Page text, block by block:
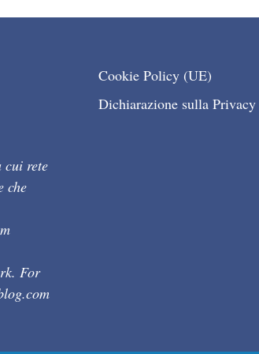
cui rete
che
For
Cookie Policy (UE)
Dichiarazione sulla